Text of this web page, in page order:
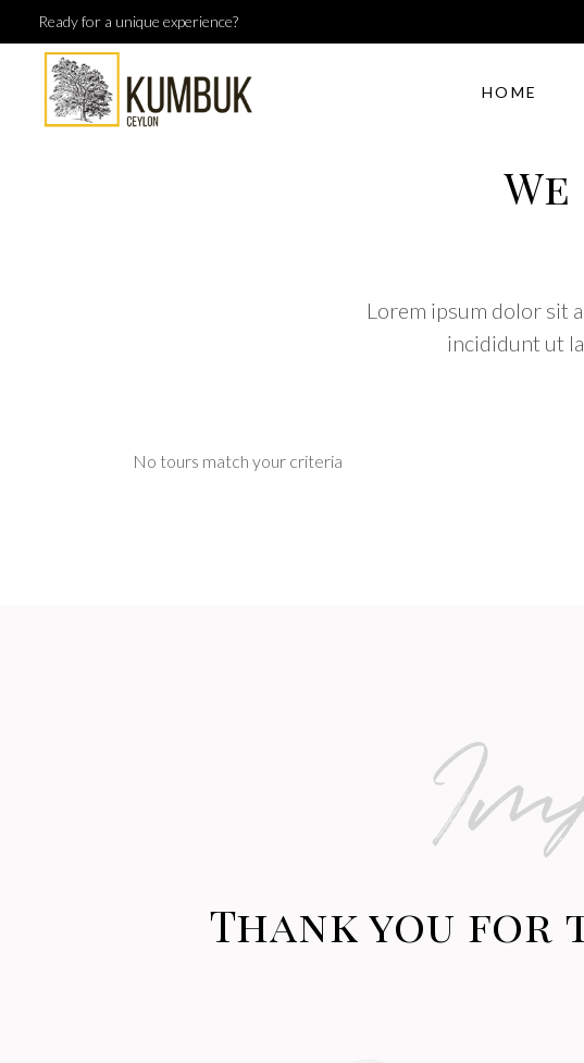
Ready for a unique experience?
HOME
Lorem ipsum dolor sit
incididunt ut
No tours match your criteria
Thank you for